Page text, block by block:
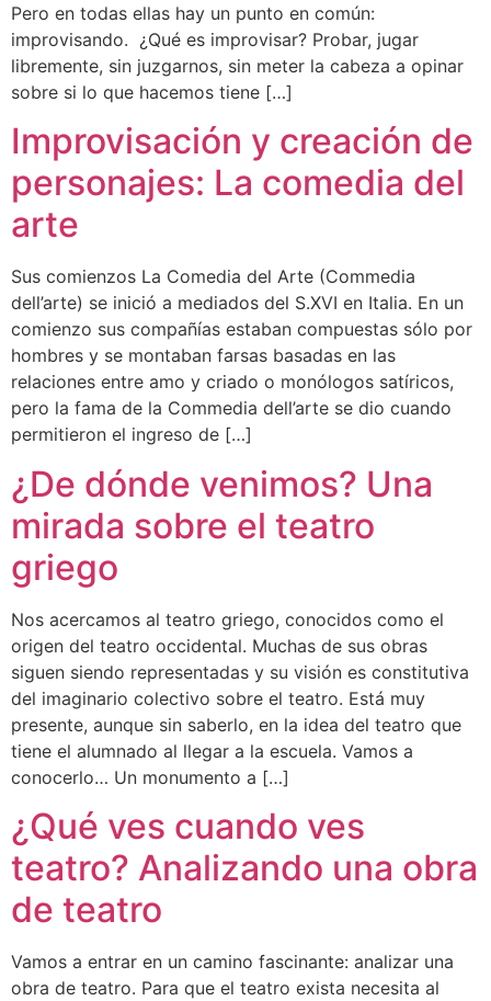
Pero en todas ellas hay un punto en común:
improvisando. ¿Qué es improvisar? Probar, jugar
libremente, sin juzgarnos, sin meter la cabeza a opinar
sobre si lo que hacemos tiene […]
Improvisación y creación de
personajes: La comedia del
arte
Sus comienzos La Comedia del Arte (Commedia
dell’arte) se inició a mediados del S.XVI en Italia. En un
comienzo sus compañías estaban compuestas sólo por
hombres y se montaban farsas basadas en las
relaciones entre amo y criado o monólogos satíricos,
pero la fama de la Commedia dell’arte se dio cuando
permitieron el ingreso de […]
¿De dónde venimos? Una
mirada sobre el teatro
griego
Nos acercamos al teatro griego, conocidos como el
origen del teatro occidental. Muchas de sus obras
siguen siendo representadas y su visión es constitutiva
del imaginario colectivo sobre el teatro. Está muy
presente, aunque sin saberlo, en la idea del teatro que
tiene el alumnado al llegar a la escuela. Vamos a
conocerlo… Un monumento a […]
¿Qué ves cuando ves
teatro? Analizando una obra
de teatro
Vamos a entrar en un camino fascinante: analizar una
obra de teatro. Para que el teatro exista necesita al